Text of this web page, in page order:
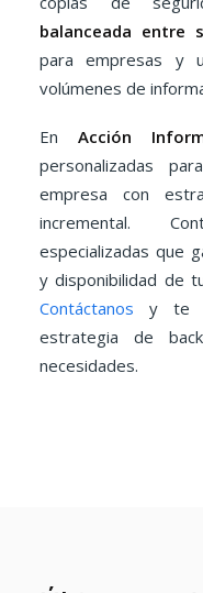
balanceada entre
para empresas y
volúmenes de
En Acción
personalizadas
empresa con
incremental.
especializadas que
y disponibilidad de
Contáctanos y te
estrategia de
necesidades.